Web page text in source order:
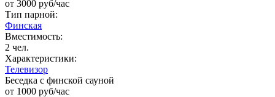
от 3000 руб/час
Тип парной:
Финская
Вместимость:
2 чел.
Характеристики:
Телевизор
Беседка с финской сауной
от 1000 руб/час